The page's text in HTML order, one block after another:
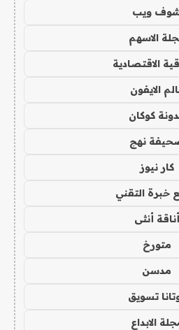
ويب
الاسهم
الاقتصادية
الايفون
كوكان
نهج
كار نيوز
خبرة التقني
أناقة أنثى
متورخ
مدسن
تسويق
الابداع